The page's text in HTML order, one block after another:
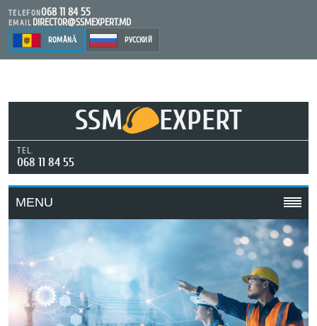
TELEFON068 11 84 55
EMAIL DIRECTOR@SSMEXPERT.MD
ROMÂNĂ РУССКИЙ
SSM EXPERT
TEL.
068 11 84 55
MENU